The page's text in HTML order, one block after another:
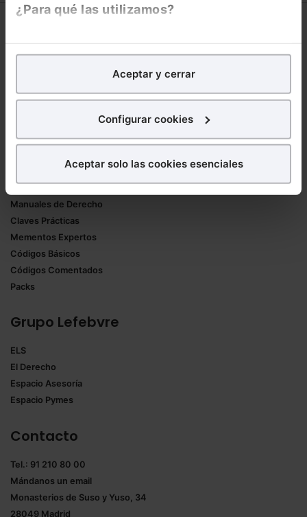
¿Para qué las utilizamos?
analíticospara tratar demejorar tu experienciaen
nuestra página web. También con fines publicitarios,
para poder mostrarte publicidad y contenidos de tu
¿Qué puedes hacer?
experiencia en la web sea óptima
Puedesaceptar solo las esenciales
todas las cookies excepto aquellas imprescindibles.
También puedes
seleccionar solo aquellas que quieras permitir en tu
navegador. Si no seleccionas ninguna utilizaremos
las que sean indispensables para la navegación.
Saber más acerca de las cookies
Aceptar y cerrar
Configurar cookies
Aceptar solo las cookies esenciales
Lefebvre
Trabaja con nosotros
Productos
Formularios Jurídicos
Manuales de Derecho
Claves Prácticas
Mementos Expertos
Códigos Básicos
Códigos Comentados
Packs
Grupo Lefebvre
ELS
El Derecho
Espacio Asesoría
Espacio Pymes
Contacto
Tel.: 91 210 80 00
Mándanos un email
Monasterios de Suso y Yuso, 34
28049 Madrid